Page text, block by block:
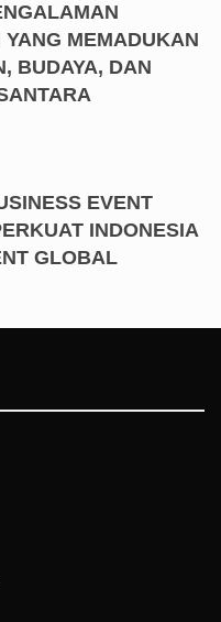
MEMADUKAN
BUDAYA, DAN
EVENT
INDONESIA
GLOBAL